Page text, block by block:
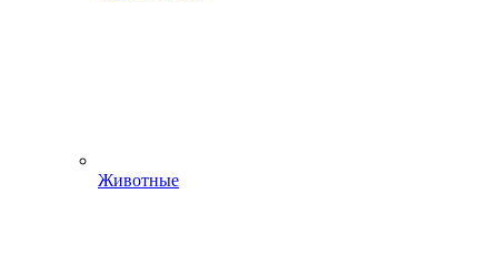
Животные